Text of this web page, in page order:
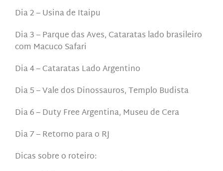
Dia 2 – Usina de Itaipu
Dia 3 – Parque das Aves, Cataratas lado brasileiro
com Macuco Safari
Dia 4 – Cataratas Lado Argentino
Dia 5 – Vale dos Dinossauros, Templo Budista
Dia 6 – Duty Free Argentina, Museu de Cera
Dia 7 – Retorno para o RJ
Dicas sobre o roteiro: